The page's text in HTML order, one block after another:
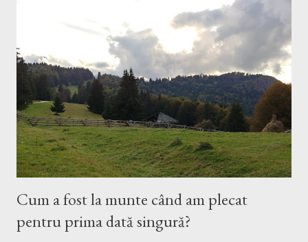
Cum a fost la munte când am plecat
pentru prima dată singură?